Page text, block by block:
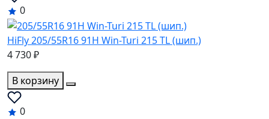
0
HiFly 205/55R16 91H Win-Turi 215 TL (шип.)
4 730 ₽
В корзину
0